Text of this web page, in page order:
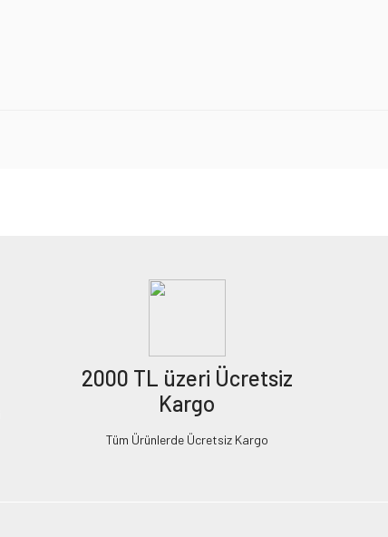
2000 TL üzeri Ücretsiz
Kargo
Tüm Ürünlerde Ücretsiz Kargo